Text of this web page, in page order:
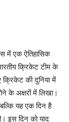
में एक ऐतिहासिक
क्रिकेट टीम के
की दुनिया में
के अक्षरों में लिखा।
यह एक दिन है
इस दिन को याद